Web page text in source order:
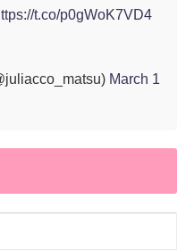
t.co/p0gWoK7VD4
March 1